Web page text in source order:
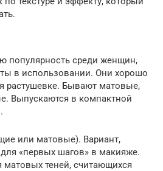
популярность среди женщин,
в использовании. Они хорошо
растушевке. Бывают матовые,
Выпускаются в компактной
или матовые). Вариант,
«первых шагов» в макияже.
матовых теней, считающихся